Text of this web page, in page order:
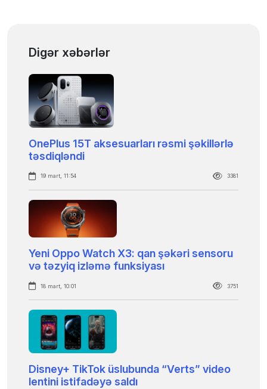
Digər xəbərlər
OnePlus 15T aksesuarları rəsmi şəkillərlə
təsdiqləndi
19 mart, 11:54 3381
Yeni Oppo Watch X3: qan şəkəri sensoru
və təzyiq izləmə funksiyası
18 mart, 10:01 3751
Disney+ TikTok üslubunda “Verts” video
lentini istifadəyə saldı